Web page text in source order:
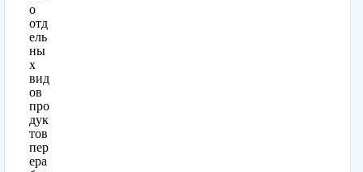
о
отд
ель
ны
х
вид
ов
про
дук
тов
пер
ера